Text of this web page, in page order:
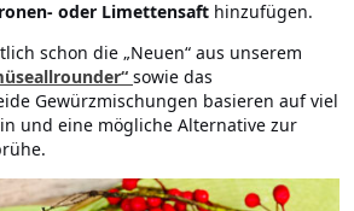
oder Limettensaft hinzufügen.
schon die „Neuen“ aus unserem
sowie das
Gewürzmischungen basieren auf viel
und eine mögliche Alternative zur